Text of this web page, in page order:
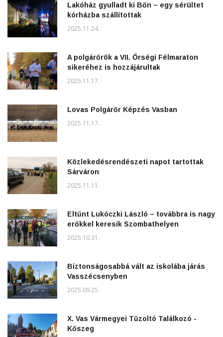
Lakóház gyulladt ki Bőn – egy sérültet
kórházba szállítottak
2025.11.24.
A polgárőrök a VII. Őrségi Félmaraton
sikeréhez is hozzájárultak
2025.11.17.
Lovas Polgárőr Képzés Vasban
2025.11.17.
Közlekedésrendészeti napot tartottak
Sárváron
2025.11.11.
Eltűnt Lukóczki László – továbbra is nagy
erőkkel keresik Szombathelyen
2025.10.31.
Biztonságosabbá vált az iskolába járás
Vasszécsenyben
2025.09.25.
X. Vas Vármegyei Tűzoltó Találkozó -
Kőszeg